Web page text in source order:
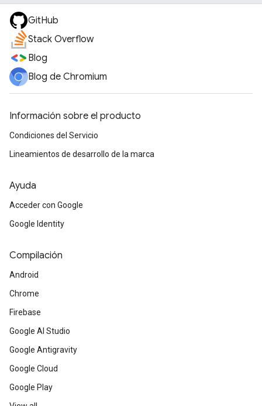
GitHub
Stack Overflow
Blog
Blog de Chromium
Información sobre el producto
Condiciones del Servicio
Lineamientos de desarrollo de la marca
Ayuda
Acceder con Google
Google Identity
Compilación
Android
Chrome
Firebase
Google AI Studio
Google Antigravity
Google Cloud
Google Play